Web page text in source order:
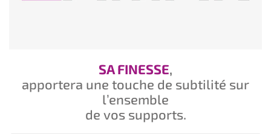
SA FINESSE,
apportera une touche de subtilité sur
l’ensemble
de vos supports.